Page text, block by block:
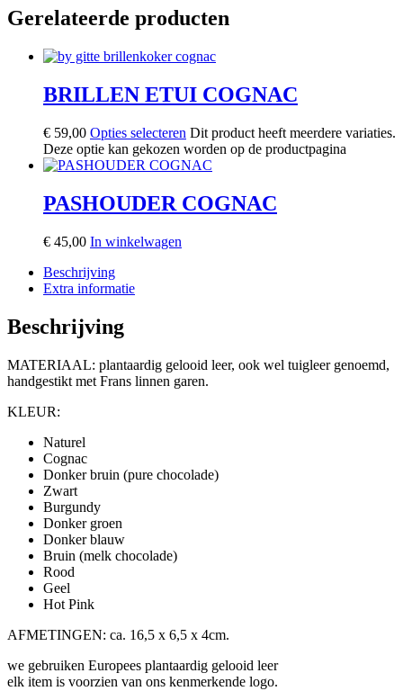
Gerelateerde producten
BRILLEN ETUI COGNAC
€ 59,00 Opties selecteren Dit product heeft meerdere variaties.
Deze optie kan gekozen worden op de productpagina
PASHOUDER COGNAC
€ 45,00 In winkelwagen
Beschrijving
Extra informatie
Beschrijving
MATERIAAL: plantaardig gelooid leer, ook wel tuigleer genoemd,
handgestikt met Frans linnen garen.
KLEUR:
Naturel
Cognac
Donker bruin (pure chocolade)
Zwart
Burgundy
Donker groen
Donker blauw
Bruin (melk chocolade)
Rood
Geel
Hot Pink
AFMETINGEN: ca. 16,5 x 6,5 x 4cm.
we gebruiken Europees plantaardig gelooid leer
elk item is voorzien van ons kenmerkende logo.